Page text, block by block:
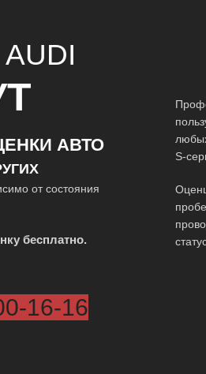
AUDI
АВТО
от состояния
бесплатно.
16-16
S-